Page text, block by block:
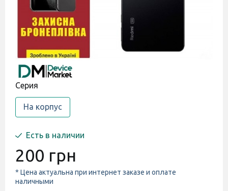
Cерия
На корпус
Есть в наличии
200 грн
* Цена актуальна при интернет заказе и оплате
наличными